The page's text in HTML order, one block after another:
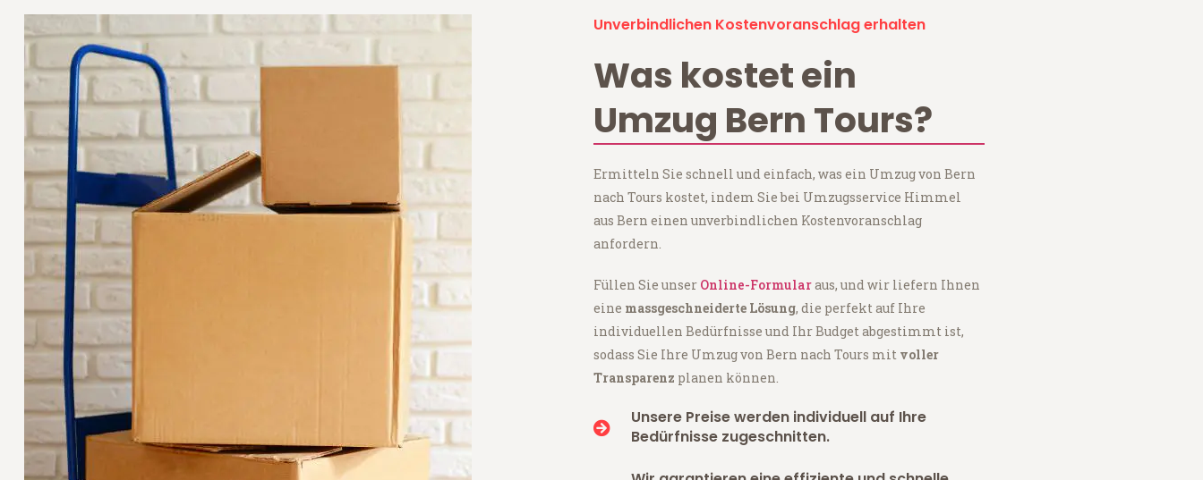
Unverbindlichen Kostenvoranschlag erhalten
Was kostet ein
Umzug Bern Tours?
Ermitteln Sie schnell und einfach, was ein Umzug von Bern
nach Tours kostet, indem Sie bei Umzugsservice Himmel
aus Bern einen unverbindlichen Kostenvoranschlag
anfordern.
Füllen Sie unser Online-Formularaus, und wir liefern Ihnen
eine massgeschneiderte Lösung, die perfekt auf Ihre
individuellen Bedürfnisse und Ihr Budget abgestimmt ist,
sodass Sie Ihre Umzug von Bern nach Tours mit voller
Transparenz planen können.
Unsere Preise werden individuell auf Ihre
Bedürfnisse zugeschnitten.